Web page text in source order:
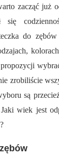
zacząć już
się
do
zrobiliście
są
wiek jest